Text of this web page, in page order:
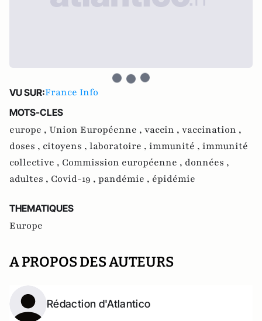
VU SUR:France Info
MOTS-CLES
europe , Union Européenne , vaccin , vaccination ,
doses , citoyens , laboratoire , immunité , immunité
collective , Commission européenne , données ,
adultes , Covid-19 , pandémie , épidémie
THEMATIQUES
Europe
A PROPOS DES AUTEURS
Rédaction d'Atlantico